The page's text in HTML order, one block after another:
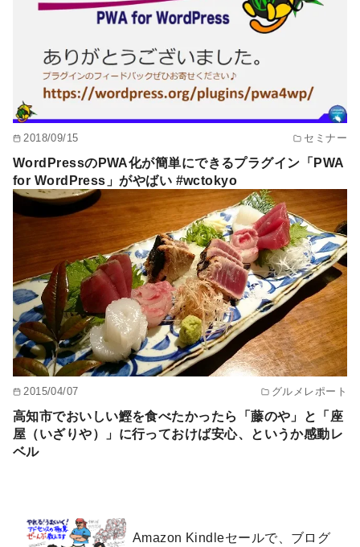
2018/09/15 セミナー
WordPressのPWA化が簡単にできるプラグイン「PWA
for WordPress」がやばい #wctokyo
2015/04/07 グルメレポート
高知市でおいしい鰹を食べたかったら「藤のや」と「座
屋（いざりや）」に行っておけば安心、というか感動レ
ベル
Amazon Kindleセールで、ブログ